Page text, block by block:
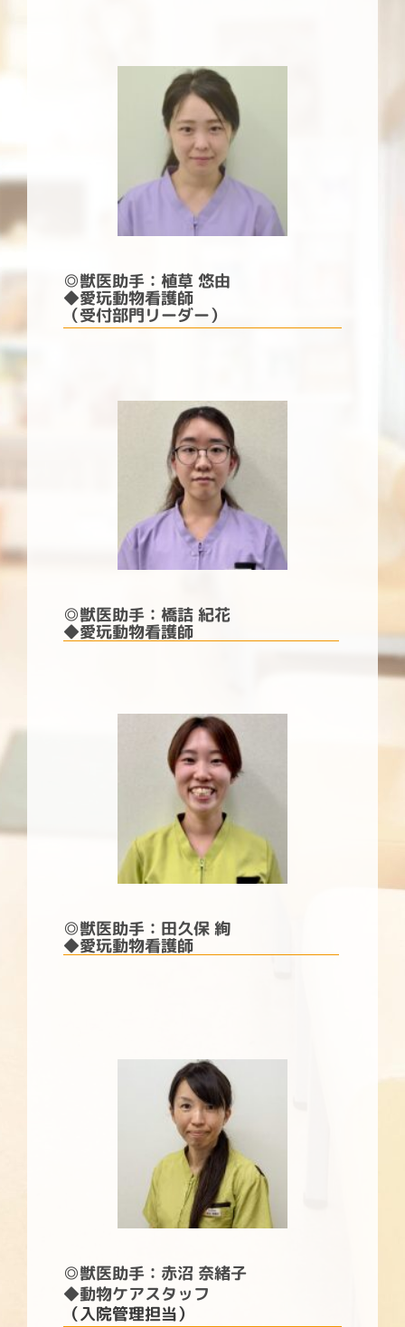
◎獣医助手：植草 悠由
◆愛玩動物看護師
（受付部門リーダー）
◎獣医助手：橋詰 紀花
◆愛玩動物看護師
◎獣医助手：田久保 絢
◆愛玩動物看護師
◎獣医助手：赤沼 奈緒子
◆動物ケアスタッフ
（入院管理担当）